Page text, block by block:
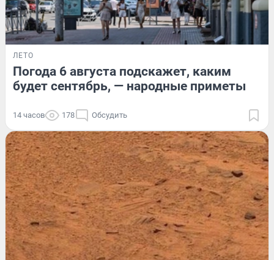
ЛЕТО
Погода 6 августа подскажет, каким
будет сентябрь, — народные приметы
14 часов 178 Обсудить